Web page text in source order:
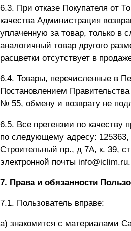
6.3. При отказе Покупателя от
качества Администрация
уплаченную за товар, только в
аналогичный товар другого
расцветки отсутствует в
6.4. Товары, перечисленные в
Постановлением
№ 55, обмену и возврату не
6.5. Все претензии по качеству
по следующему адресу: 125363,
Строительный пр., д 7А, к. 39,
электронной почты info@iclim.ru.
7. Права и обязанности
7.1. Пользователь вправе:
а) знакомится с материалами